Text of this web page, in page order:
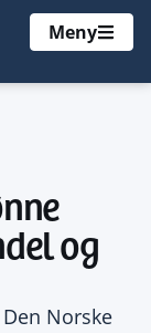
Meny
og
Norske